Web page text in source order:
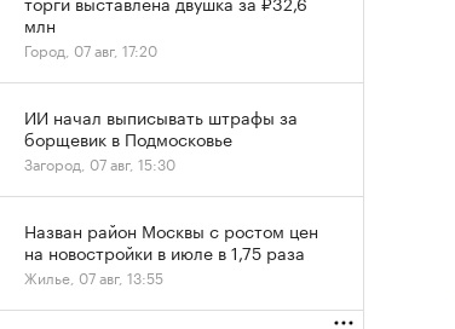
млн
Город, 07 авг, 17:20
ИИ начал выписывать штрафы за
борщевик в Подмосковье
Загород, 07 авг, 15:30
Назван район Москвы с ростом цен
на новостройки в июле в 1,75 раза
Жилье, 07 авг, 13:55